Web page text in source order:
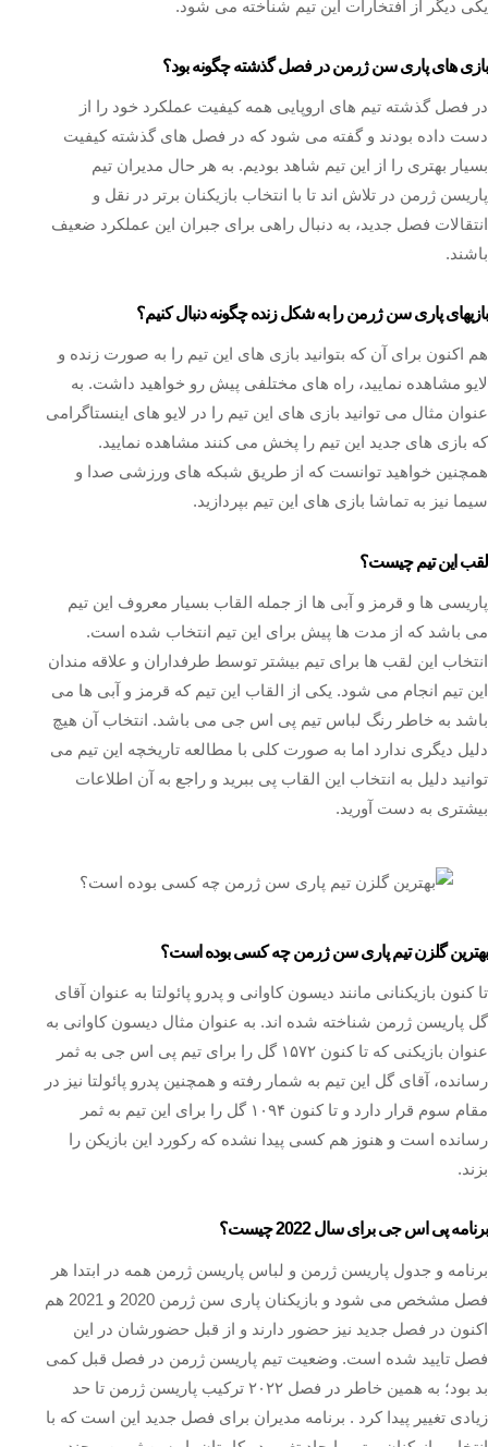
یکی دیگر از افتخارات این تیم شناخته می شود.
بازی های پاری سن ژرمن در فصل گذشته چگونه بود؟
در فصل گذشته تیم های اروپایی همه کیفیت عملکرد خود را از
دست داده بودند و گفته می شود که در فصل های گذشته کیفیت
بسیار بهتری را از این تیم شاهد بودیم. به هر حال مدیران تیم
پاریسن ژرمن در تلاش اند تا با انتخاب بازیکنان برتر در نقل و
انتقالات فصل جدید، به دنبال راهی برای جبران این عملکرد ضعیف
باشند.
بازیهای پاری سن ژرمن را به شکل زنده چگونه دنبال کنیم؟
هم اکنون برای آن که بتوانید بازی های این تیم را به صورت زنده و
لایو مشاهده نمایید، راه های مختلفی پیش رو خواهید داشت. به
عنوان مثال می‌ توانید بازی‌ های این تیم را در لایو های اینستاگرامی
که بازی های جدید این تیم را پخش می‌ کنند مشاهده نمایید.
همچنین خواهید توانست که از طریق شبکه های ورزشی صدا و
سیما نیز به تماشا بازی های این تیم بپردازید.
لقب این تیم چیست؟
پاریسی ها و قرمز و آبی ها از جمله القاب بسیار معروف این تیم
می باشد که از مدت ها پیش برای این تیم انتخاب شده است.
انتخاب این لقب ها برای تیم بیشتر توسط طرفداران و علاقه مندان
این تیم انجام می‌ شود. یکی از القاب این تیم که قرمز و آبی ها می
باشد به خاطر رنگ لباس تیم پی اس جی می باشد. انتخاب آن هیچ
دلیل دیگری ندارد اما به صورت کلی با مطالعه تاریخچه این تیم می
توانید دلیل به انتخاب این القاب پی ببرید و راجع به آن اطلاعات
بیشتری به دست آورید.
بهترین گلزن تیم پاری سن ژرمن چه کسی بوده است؟
تا کنون بازیکنانی مانند دیسون کاوانی و پدرو پائولتا به عنوان آقای
گل پاریسن ژرمن شناخته شده اند. به عنوان مثال دیسون کاوانی به
عنوان بازیکنی که تا کنون ۱۵۷۲ گل را برای تیم پی اس جی به ثمر
رسانده، آقای گل این تیم به شمار رفته و همچنین پدرو پائولتا نیز در
مقام سوم قرار دارد و تا کنون ۱۰۹۴ گل را برای این تیم به ثمر
رسانده است و هنوز هم کسی پیدا نشده که رکورد این بازیکن را
بزند.
برنامه پی اس جی برای سال 2022 چیست؟
برنامه و جدول پاریسن ژرمن و لباس پاریسن ژرمن همه در ابتدا هر
فصل مشخص می شود و بازیکنان پاری سن ژرمن 2020 و 2021 هم
اکنون در فصل جدید نیز حضور دارند و از قبل حضورشان در این
فصل تایید شده است. وضعیت تیم پاریسن ژرمن در فصل قبل کمی
بد بود؛ به همین خاطر در فصل ۲۰۲۲ ترکیب پاریسن ژرمن تا حد
زیادی تغییر پیدا کرد . برنامه مدیران برای فصل جدید این است که با